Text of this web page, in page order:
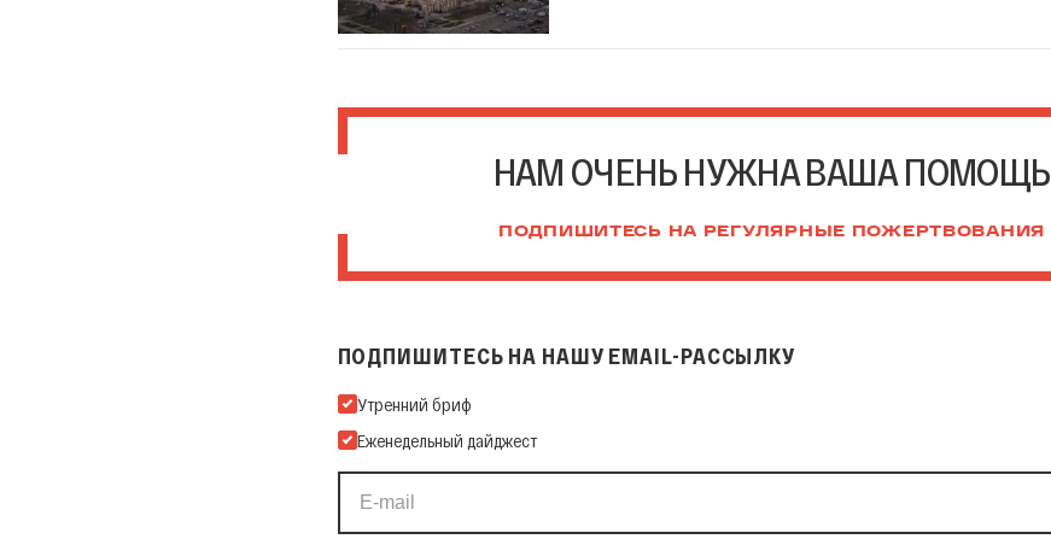
НАМ ОЧЕНЬ НУЖНА ВАША ПОМОЩЬ
ПОДПИШИТЕСЬ НА РЕГУЛЯРНЫЕ ПОЖЕРТВОВАНИЯ
ПОДПИШИТЕСЬ НА НАШУ EMAIL-РАССЫЛКУ
Подпишитесь на нашу Email-рассылку
Утренний бриф
Еженедельный дайджест